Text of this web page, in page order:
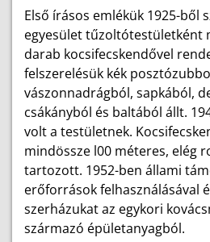
Első írásos emlékük 1925-ből
egyesület tűzoltótestületként
darab kocsifecskendővel
felszerelésük kék
vászonnadrágból, sapkából,
csákányból és baltából állt.
volt a testületnek.
mindössze l00 méteres, elég
tartozott. 1952-ben állami
erőforrások felhasználásával
szerházukat az egykori
származó épület­anyagból.